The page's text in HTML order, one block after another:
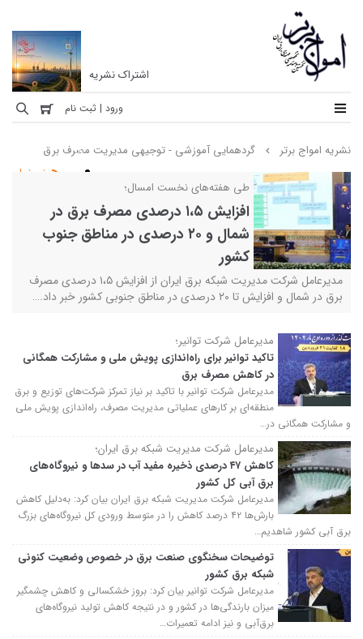
نشریه
برتر
نخستین
ماهنامه
تخصصی
مهندسی
برق
ایران
اشتراک نشریه
ورود | ثبت نام
نشریه امواج برتر
گردهمایی آموزشی - توجیهی مدیریت مصرف برق
خبرخوان
طی هفته‌های نخست امسال؛
افزایش ۱،۵ درصدی مصرف برق در
شمال و ۲۰ درصدی در مناطق جنوب
کشور
مدیرعامل شرکت مدیریت شبکه برق ایران از افزایش ۱،۵ درصدی مصرف
برق در شمال و افزایش تا ۲۰ درصدی در مناطق جنوبی کشور خبر داد.…
مدیرعامل شرکت توانیر؛
تاکید توانیر برای راه‌اندازی پویش ملی و مشارکت همگانی
در کاهش مصرف برق
مدیرعامل شرکت توانیر با تاکید بر نیاز تمرکز شرکت‌های توزیع و برق
منطقه‌ای بر کارهای عملیاتی مدیریت مصرف، راه‌اندازی پویش ملی
و مشارکت همگانی در…
مدیرعامل شرکت مدیریت شبکه برق ایران؛
کاهش ۴۷ درصدی ذخیره مفید آب در سدها و نیروگاه‌های
برق آبی کل کشور
مدیرعامل شرکت مدیریت شبکه برق ایران بیان کرد: به‌دلیل کاهش
بارش‌ها ۴۲ درصد کاهش را در متوسط ورودی کل نیروگاه‌های بزرگ
برق آبی کشور شاهدیم…
توضیحات سخنگوی صنعت برق در خصوص وضعیت کنونی
شبکه برق کشور
مدیرعامل شرکت توانیر بیان کرد: بروز خشکسالی و کاهش چشمگیر
میزان بارندگی‌ها در کشور و در نتیجه کاهش تولید نیروگاه‌های
برق‌آبی و نیز ادامه تعمیرات…